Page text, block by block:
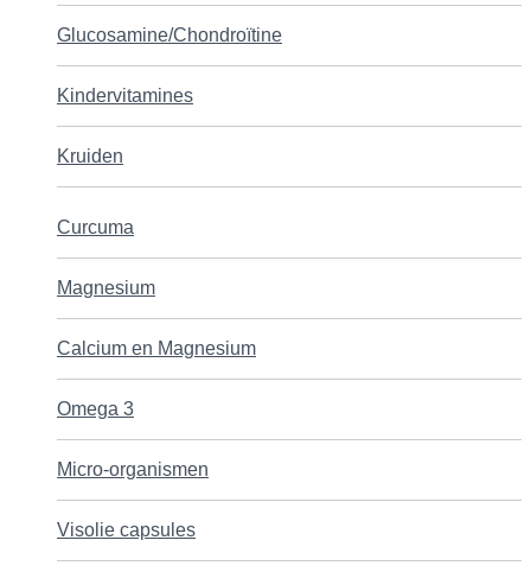
Glucosamine/Chondroïtine
Kindervitamines
Kruiden
Curcuma
Magnesium
Calcium en Magnesium
Omega 3
Micro-organismen
Visolie capsules